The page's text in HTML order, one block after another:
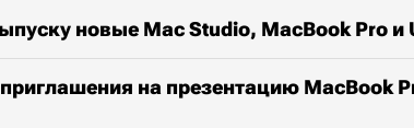
новые Mac Studio, MacBook Pro и
на презентацию MacBook